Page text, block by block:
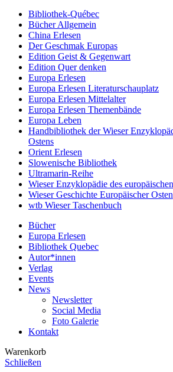
Bibliothek-Québec
Bücher Allgemein
China Erlesen
Der Geschmak Europas
Edition Geist & Gegenwart
Edition Quer denken
Europa Erlesen
Europa Erlesen Literaturschauplatz
Europa Erlesen Mittelalter
Europa Erlesen Themenbände
Europa Leben
Handbibliothek der Wieser
Ostens
Orient Erlesen
Slowenische Bibliothek
Ultramarin-Reihe
Wieser Enzyklopädie des
Wieser Geschichte Europäischer Osten
wtb Wieser Taschenbuch
Bücher
Europa Erlesen
Bibliothek Quebec
Autor*innen
Verlag
Events
News
Newsletter
Social Media
Foto Galerie
Kontakt
Warenkorb
Schließen